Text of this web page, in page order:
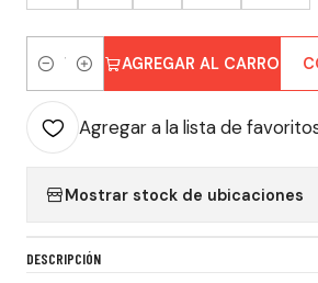
Cantidad
AGREGAR AL CARRO
Agregar a la lista de
Mostrar stock de ubicaciones
DESCRIPCIÓN